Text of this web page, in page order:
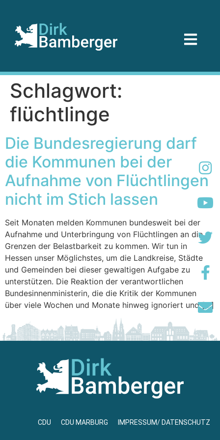
Schlagwort:
flüchtlinge
Die Bundesregierung darf
die Kommunen bei der
Aufnahme von Flüchtlingen
nicht im Stich lassen
Seit Monaten melden Kommunen bundesweit bei der
Aufnahme und Unterbringung von Flüchtlingen an die
Grenzen der Belastbarkeit zu kommen. Wir tun in
Hessen unser Möglichstes, um die Landkreise, Städte
und Gemeinden bei dieser gewaltigen Aufgabe zu
unterstützen. Die Reaktion der verantwortlichen
Bundesinnenministerin, die die Kritik der Kommunen
über viele Wochen und Monate hinweg ignoriert und […]
CDU CDU MARBURG IMPRESSUM/ DATENSCHUTZ